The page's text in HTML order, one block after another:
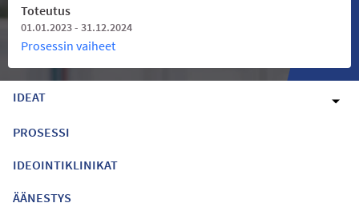
Toteutus
01.01.2023 - 31.12.2024
Prosessin vaiheet
IDEAT
PROSESSI
IDEOINTIKLINIKAT
ÄÄNESTYS